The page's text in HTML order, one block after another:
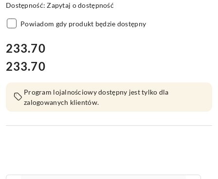
Dostępność:Zapytaj o dostępność
Powiadom gdy produkt będzie dostępny
cena:
233.70
Cena:
233.70
Program lojalnościowy dostępny jest tylko dla
zalogowanych klientów.